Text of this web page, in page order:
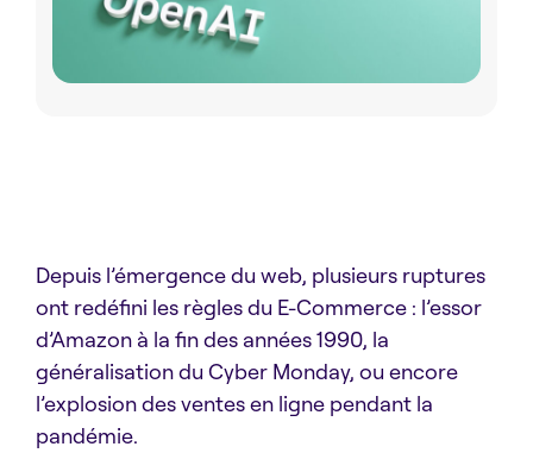
Depuis l’émergence du web, plusieurs ruptures
ont redéfini les règles du E-Commerce : l’essor
d’Amazon à la fin des années 1990, la
généralisation du Cyber Monday, ou encore
l’explosion des ventes en ligne pendant la
pandémie.